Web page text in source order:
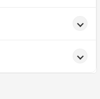
toplam: 1 (1 Sayfa)